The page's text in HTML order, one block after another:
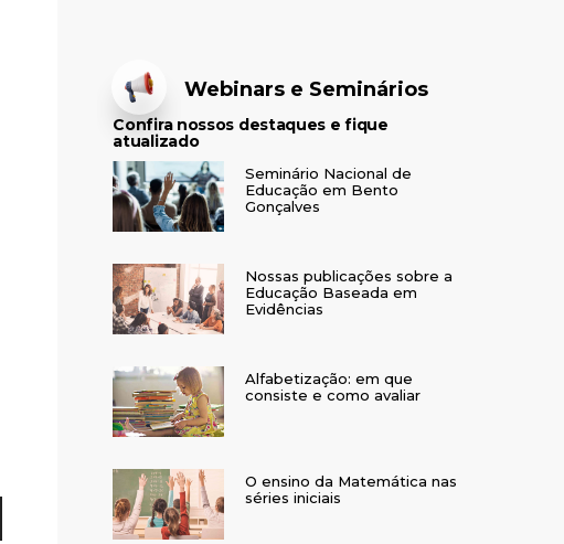
Webinars e Seminários
Confira nossos destaques e fique
atualizado
Seminário Nacional de
Educação em Bento
Gonçalves
Nossas publicações sobre a
Educação Baseada em
Evidências
Alfabetização: em que
consiste e como avaliar
O ensino da Matemática nas
séries iniciais